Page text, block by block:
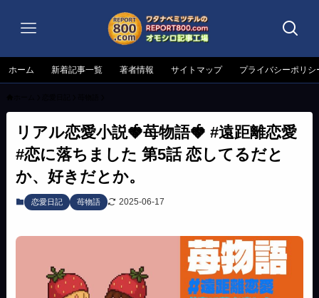
ホーム 新着記事一覧 著者情報 サイトマップ プライバシーポリシ
リアル恋愛小説🍓苺物語🍓 #遠距離恋愛
#恋に落ちました 第5話 恋してるだと
か、好きだとか。
恋愛日記 苺物語 2025-06-17